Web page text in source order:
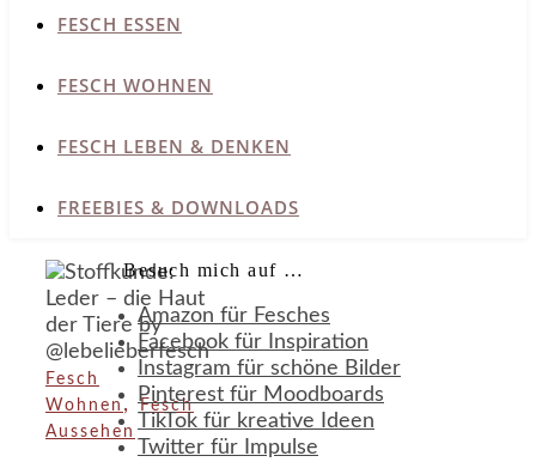
FESCH ESSEN
FESCH WOHNEN
FESCH LEBEN & DENKEN
FREEBIES & DOWNLOADS
Fesch
Wohnen ,Fesch
Aussehen
Besuch mich auf …
Amazon für Fesches
Facebook für Inspiration
Instagram für schöne Bilder
Pinterest für Moodboards
TikTok für kreative Ideen
Twitter für Impulse